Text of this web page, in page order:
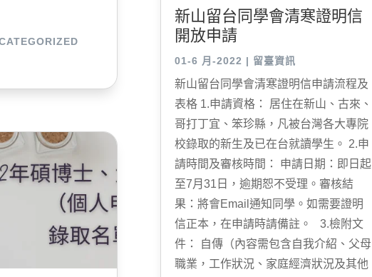
新山留台同學會清寒證明信
開放申請
01-6 月-2022 | 留臺資訊
新山留台同學會清寒證明信申請流程及
表格 1.申請資格： 居住在新山、古來、
哥打丁宜、笨珍縣，凡被台灣各大專院
校錄取的新生及已在台就讀學生。 2.申
請時間及審核時間： 申請日期：即日起
至7月31日，逾期恕不受理。審核結
果：將會Email通知同學。如需要證明
信正本，在申請時請備註。 3.檢附文
件： 自傳（內容需包含自我介紹、父母
職業，工作狀況、家庭經濟狀況及其他